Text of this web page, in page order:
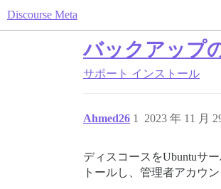
Discourse Meta
バックアップ
サポート インストール
Ahmed26 2023 年 11 月
1
ディスコースをUbuntuサ
トールし、管理者アカウ